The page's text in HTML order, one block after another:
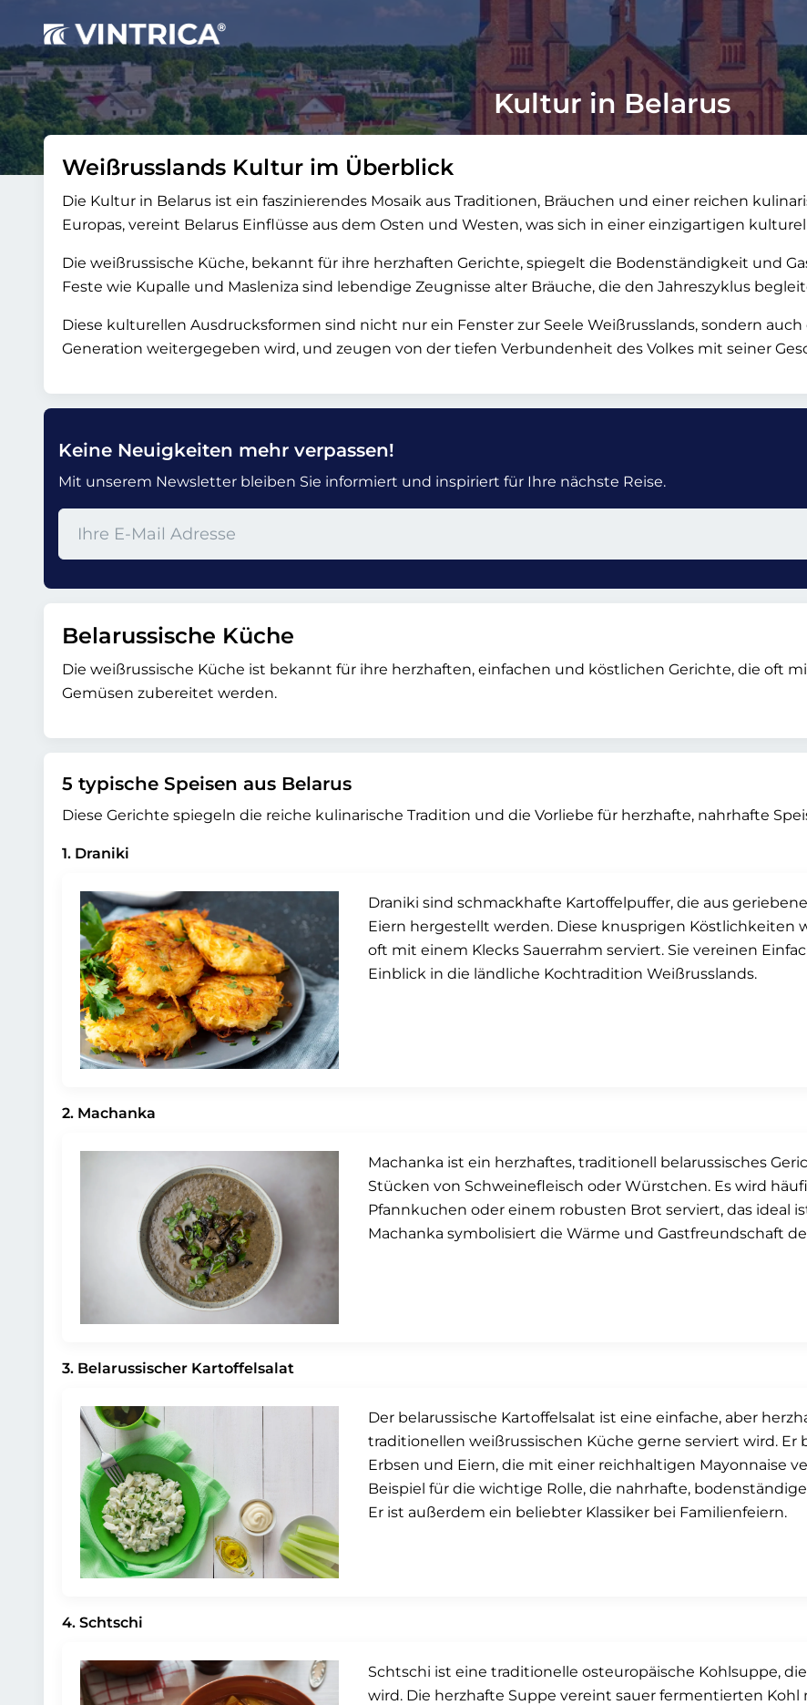
Kultur in Belarus
Weißrusslands Kultur im Überblick
Die Kultur in Belarus ist ein faszinierendes Mosaik aus Traditionen, Bräuchen und einer reichen
Europas, vereint Belarus Einflüsse aus dem Osten und Westen, was sich in einer einzigartigen
Die weißrussische Küche, bekannt für ihre herzhaften Gerichte, spiegelt die Bodenständigkeit und
Feste wie Kupalle und Masleniza sind lebendige Zeugnisse alter Bräuche, die den Jahreszyklus
Diese kulturellen Ausdrucksformen sind nicht nur ein Fenster zur Seele Weißrusslands, sondern
Generation weitergegeben wird, und zeugen von der tiefen Verbundenheit des Volkes mit seiner
Keine Neuigkeiten mehr verpassen!
Mit unserem Newsletter bleiben Sie informiert und inspiriert für Ihre nächste Reise.
Belarussische Küche
Die weißrussische Küche ist bekannt für ihre herzhaften, einfachen und köstlichen Gerichte, die oft
Gemüsen zubereitet werden.
5 typische Speisen aus Belarus
Diese Gerichte spiegeln die reiche kulinarische Tradition und die Vorliebe für herzhafte, nahrhafte
1. Draniki
Draniki sind schmackhafte Kartoffelpuffer, die aus
Eiern hergestellt werden. Diese knusprigen
oft mit einem Klecks Sauerrahm serviert. Sie vereinen
Einblick in die ländliche Kochtradition Weißrusslands.
2. Machanka
Machanka ist ein herzhaftes, traditionell belarussisches
Stücken von Schweinefleisch oder Würstchen. Es wird
Pfannkuchen oder einem robusten Brot serviert, das ideal
Machanka symbolisiert die Wärme und Gastfreundschaft
3. Belarussischer Kartoffelsalat
Der belarussische Kartoffelsalat ist eine einfache, aber
traditionellen weißrussischen Küche gerne serviert wird.
Erbsen und Eiern, die mit einer reichhaltigen Mayonnaise
Beispiel für die wichtige Rolle, die nahrhafte,
Er ist außerdem ein beliebter Klassiker bei Familienfeiern.
4. Schtschi
Schtschi ist eine traditionelle osteuropäische Kohlsuppe,
wird. Die herzhafte Suppe vereint sauer fermentierten